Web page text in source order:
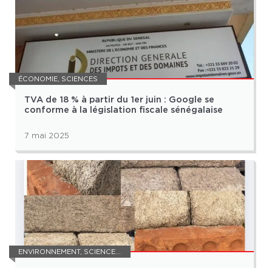
ÉCONOMIE, SCIENCES
TVA de 18 % à partir du 1er juin : Google se
conforme à la législation fiscale sénégalaise
7 mai 2025
ENVIRONNEMENT, SCIENCES WEB TV